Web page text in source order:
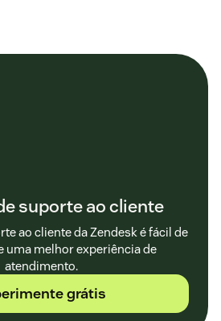
suporte ao cliente
ao cliente da Zendesk é fácil de
uma melhor experiência de
atendimento.
grátis